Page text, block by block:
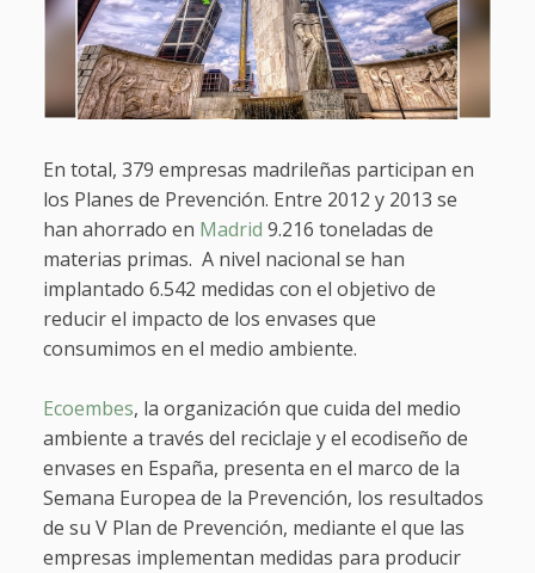
En total, 379 empresas madrileñas participan en
los Planes de Prevención. Entre 2012 y 2013 se
han ahorrado en Madrid 9.216 toneladas de
materias primas. A nivel nacional se han
implantado 6.542 medidas con el objetivo de
reducir el impacto de los envases que
consumimos en el medio ambiente.
Ecoembes, la organización que cuida del medio
ambiente a través del reciclaje y el ecodiseño de
envases en España, presenta en el marco de la
Semana Europea de la Prevención, los resultados
de su V Plan de Prevención, mediante el que las
empresas implementan medidas para producir